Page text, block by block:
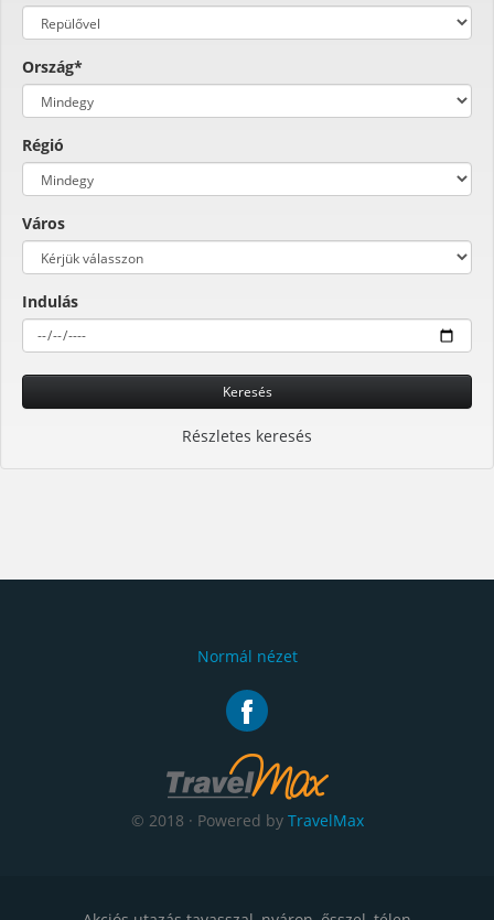
Ország*
Régió
Város
Indulás
Keresés
Részletes keresés
Normál nézet
© 2018 · Powered by TravelMax